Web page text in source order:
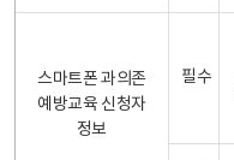
스마트폰 과의존
예방교육 신청자
정보
필수